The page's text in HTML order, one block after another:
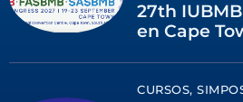
27th
en Cape
CURSOS,